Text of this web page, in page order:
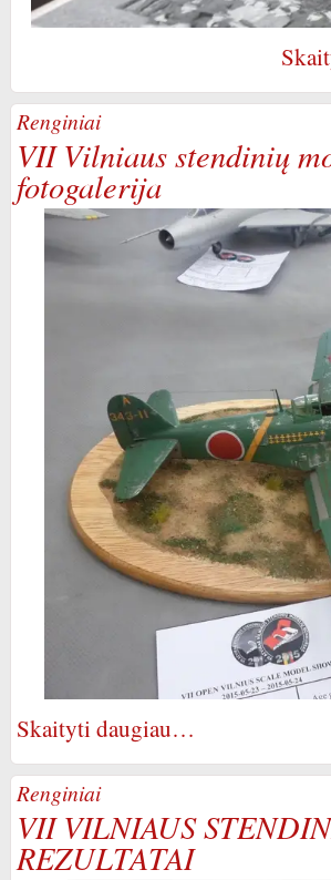
Renginiai
VII Vilniaus stendinių
fotogalerija
Skaityti daugiau…
Renginiai
VII VILNIAUS
REZULTATAI